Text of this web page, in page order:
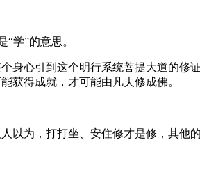
学”的意思。
心引到这个明行系统菩提大道的修
获得成就，才可能由凡夫修成佛。
为，打打坐、安住修才是修，其他